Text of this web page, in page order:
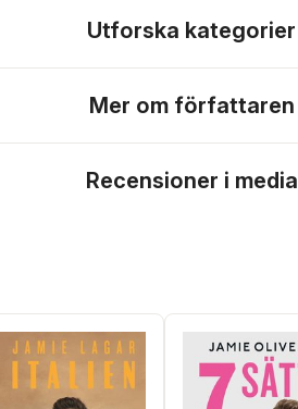
Utforska kategorier
Mer om författaren
Recensioner i media